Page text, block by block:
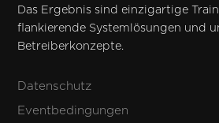
Das Ergebnis sind einzigartige
flankierende Systemlösungen und
Betreiberkonzepte.
Datenschutz
Eventbedingungen